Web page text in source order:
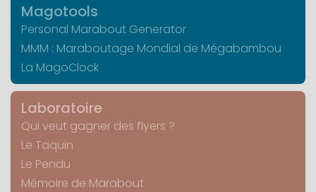
Magotools
Personal Marabout Generator
MMM : Maraboutage Mondial de Mégabambou
La MagoClock
Laboratoire
Qui veut gagner des flyers ?
Le Taquin
Le Pendu
Mémoire de Marabout